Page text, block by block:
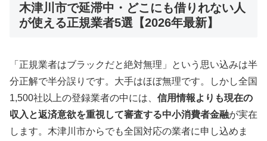
木津川市で延滞中・どこにも借りれない人
が使える正規業者5選【2026年最新】
「正規業者はブラックだと絶対無理」という思い込みは半
分正解で半分誤りです。大手はほぼ無理です。しかし全国
1,500社以上の登録業者の中には、 信用情報よりも現在の
収入と返済意欲を重視して審査する中小消費者金融が実在
します。木津川市からでも全国対応の業者に申し込めま